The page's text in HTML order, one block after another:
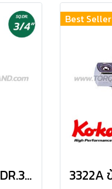
6644A ข้อลด (SQ.DR.3/4") adapter
Best Seller